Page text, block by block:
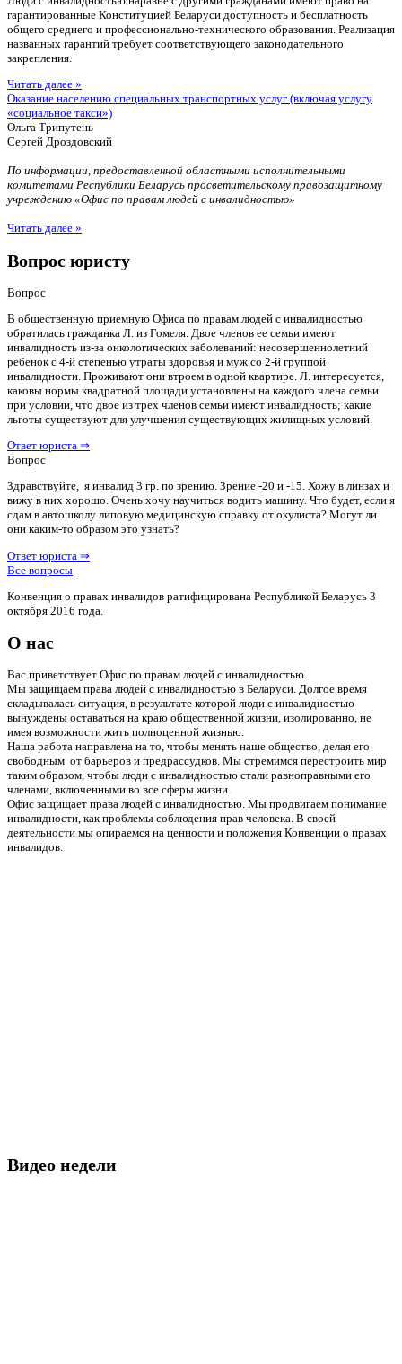
гарантированные Конституцией Беларуси доступность и бесплатность
общего среднего и профессионально-технического образования. Реализация
названных гарантий требует соответствующего законодательного
закрепления.
Читать далее »
Оказание населению специальных транспортных услуг (включая услугу
«социальное такси»)
Ольга Трипутень
Сергей Дроздовский
По информации, предоставленной областными исполнительными
комитетами Республики Беларусь просветительскому правозащитному
учреждению «Офис по правам людей с инвалидностью»
Читать далее »
Вопрос юристу
Вопрос
В общественную приемную Офиса по правам людей с инвалидностью
обратилась гражданка Л. из Гомеля. Двое членов ее семьи имеют
инвалидность из-за онкологических заболеваний: несовершеннолетний
ребенок с 4-й степенью утраты здоровья и муж со 2-й группой
инвалидности. Проживают они втроем в одной квартире. Л. интересуется,
каковы нормы квадратной площади установлены на каждого члена семьи
при условии, что двое из трех членов семьи имеют инвалидность; какие
льготы существуют для улучшения существующих жилищных условий.
Ответ юриста ⇒
Вопрос
Здравствуйте, я инвалид 3 гр. по зрению. Зрение -20 и -15. Хожу в линзах и
вижу в них хорошо. Очень хочу научиться водить машину. Что будет, если я
сдам в автошколу липовую медицинскую справку от окулиста? Могут ли
они каким-то образом это узнать?
Ответ юриста ⇒
Все вопросы
Конвенция о правах инвалидов ратифицирована Республикой Беларусь 3
октября 2016 года.
О нас
Вас приветствует Офис по правам людей с инвалидностью.
Мы защищаем права людей с инвалидностью в Беларуси. Долгое время
складывалась ситуация, в результате которой люди с инвалидностью
вынуждены оставаться на краю общественной жизни, изолированно, не
имея возможности жить полноценной жизнью.
Наша работа направлена на то, чтобы менять наше общество, делая его
свободным от барьеров и предрассудков. Мы стремимся перестроить мир
таким образом, чтобы люди с инвалидностью стали равноправными его
членами, включенными во все сферы жизни.
Офис защищает права людей с инвалидностью. Мы продвигаем понимание
инвалидности, как проблемы соблюдения прав человека. В своей
деятельности мы опираемся на ценности и положения Конвенции о правах
инвалидов.
Видео недели